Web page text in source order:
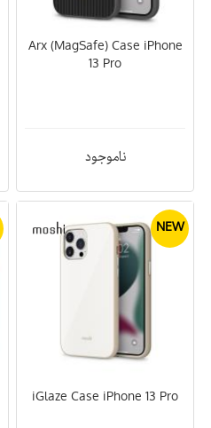
Arx (MagSafe) Case iPhone
13 Pro
ناموجود
NEW
iGlaze Case iPhone 13 Pro